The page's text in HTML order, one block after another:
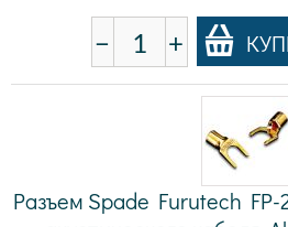
− +
Разъем Spade Furutech FP-